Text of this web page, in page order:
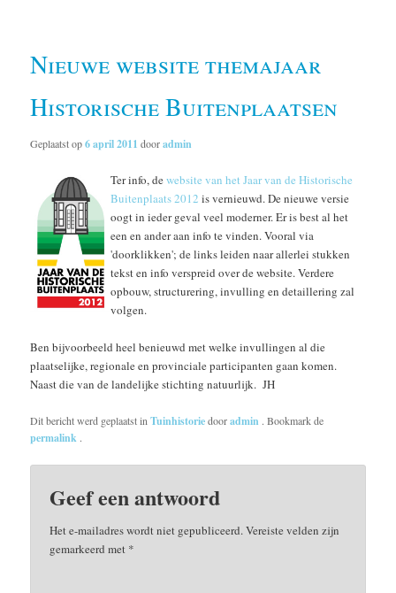
Nieuwe website themajaar
Historische Buitenplaatsen
Geplaatst op6 april 2011 dooradmin
Ter info, dewebsite van het Jaar van de Historische
Buitenplaats 2012 is vernieuwd. De nieuwe versie
oogt in ieder geval veel moderner. Er is best al het
een en ander aan info te vinden. Vooral via
'doorklikken'; de links leiden naar allerlei stukken
tekst en info verspreid over de website. Verdere
opbouw, structurering, invulling en detaillering zal
volgen.
Ben bijvoorbeeld heel benieuwd met welke invullingen al die
plaatselijke, regionale en provinciale participanten gaan komen.
Naast die van de landelijke stichting natuurlijk. JH
Dit bericht werd geplaatst inTuinhistoriedooradmin . Bookmark de
permalink .
Geef een antwoord
Het e-mailadres wordt niet gepubliceerd.Vereiste velden zijn
gemarkeerd met *